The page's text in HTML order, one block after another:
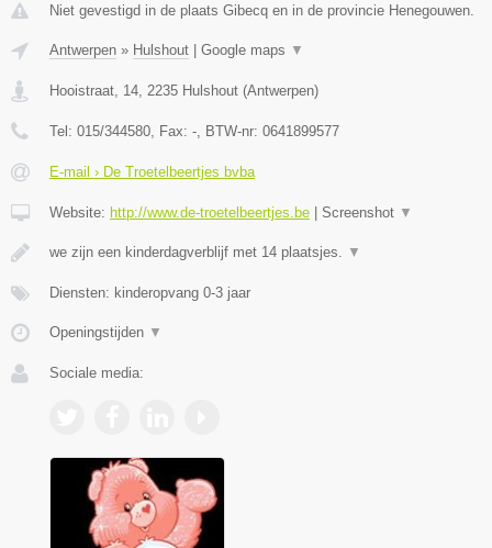
Niet gevestigd in de plaats Gibecq en in de provincie Henegouwen.
Antwerpen » Hulshout Google maps ▼
Hooistraat, 14 2235 Hulshout (Antwerpen)
Tel: 015/344580 , Fax: - , BTW-nr: 0641899577
E-mail › De Troetelbeertjes bvba
Website: http://www.de-troetelbeertjes.be Screenshot ▼
we zijn een kinderdagverblijf met 14 plaatsjes. ▼
Diensten: kinderopvang 0-3 jaar
Openingstijden ▼
Sociale media: